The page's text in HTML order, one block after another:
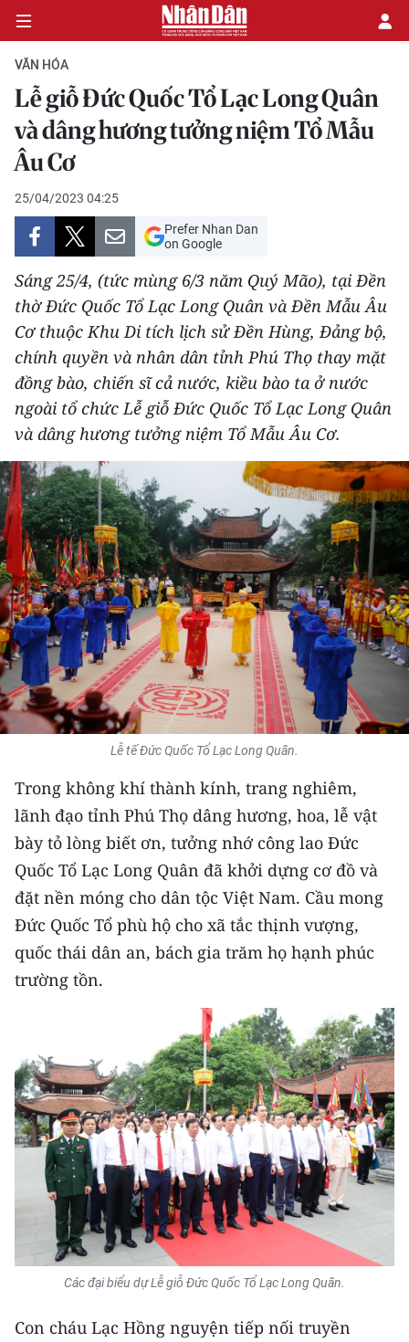
CHÍNH TRỊ
KINH TẾ
VĂN HÓA
XÃ HỘI
PHÁP LUẬT
DU LỊCH
THẾ GIỚI
THỂ THAO
GIÁO DỤC
Y TẾ
KHOA HỌC - CÔNG NGHỆ
MÔI TRƯỜNG
BẠN ĐỌC
KIỂM CHỨNG THÔNG TIN
TRI THỨC CHUYÊN SÂU
54 DÂN TỘC VIỆT NAM
CHƯƠNG TRÌNH OCOP - MỖI XÃ
MỘT SẢN PHẨM
RADIO
MEDIA CENTER
E-Magazine
Media Chính trị
Media Kinh tế
Media Văn hóa
Media Xã hội
Media Pháp luật
Media Du lịch
VĂN HÓA
Lễ giỗ Đức Quốc Tổ Lạc Long Quân
và dâng hương tưởng niệm Tổ Mẫu
Âu Cơ
25/04/2023 04:25
Prefer Nhan Dan
on Google
Sáng 25/4, (tức mùng 6/3 năm Quý Mão), tại Đền
thờ Đức Quốc Tổ Lạc Long Quân và Đền Mẫu Âu
Cơ thuộc Khu Di tích lịch sử Đền Hùng, Đảng bộ,
chính quyền và nhân dân tỉnh Phú Thọ thay mặt
đồng bào, chiến sĩ cả nước, kiều bào ta ở nước
ngoài tổ chức Lễ giỗ Đức Quốc Tổ Lạc Long Quân
và dâng hương tưởng niệm Tổ Mẫu Âu Cơ.
Lễ tế Đức Quốc Tổ Lạc Long Quân.
Trong không khí thành kính, trang nghiêm,
lãnh đạo tỉnh Phú Thọ dâng hương, hoa, lễ vật
bày tỏ lòng biết ơn, tưởng nhớ công lao Đức
Quốc Tổ Lạc Long Quân đã khởi dựng cơ đồ và
đặt nền móng cho dân tộc Việt Nam. Cầu mong
Đức Quốc Tổ phù hộ cho xã tắc thịnh vượng,
quốc thái dân an, bách gia trăm họ hạnh phúc
trường tồn.
Các đại biểu dự Lễ giỗ Đức Quốc Tổ Lạc Long Quân.
Con cháu Lạc Hồng nguyện tiếp nối truyền